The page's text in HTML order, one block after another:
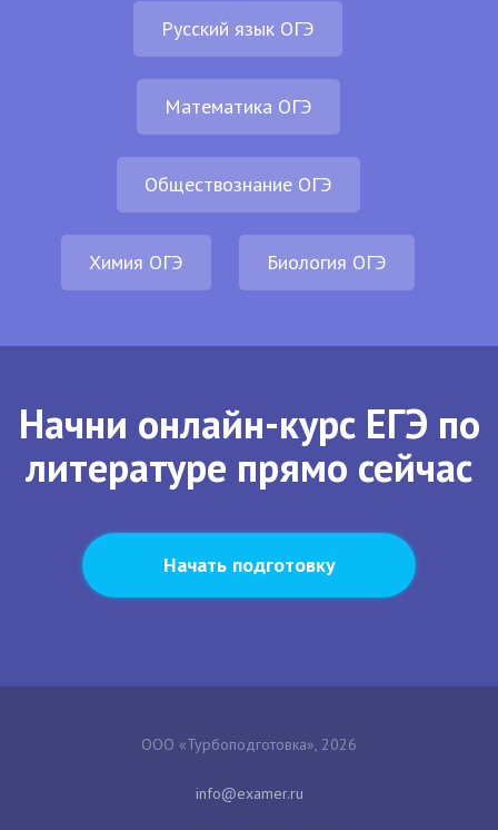
Русский язык ОГЭ
Математика ОГЭ
Обществознание ОГЭ
Химия ОГЭ Биология ОГЭ
Начни онлайн-курс ЕГЭ по
литературе прямо сейчас
Начать подготовку
ООО «Турбоподготовка», 2026